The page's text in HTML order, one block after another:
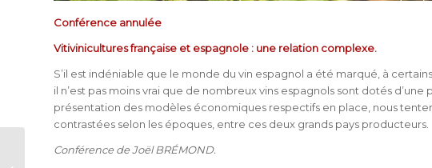
Conférence annulée
Vitivinicultures française et espagnole : une relation complexe.
S’il est indéniable que le monde du vin espagnol a été marqué, à
il n’est pas moins vrai que de nombreux vins espagnols sont dotés
présentation des modèles économiques respectifs en place, nous
contrastées selon les époques, entre ces deux grands pays producteurs.
Conférence de Joël BRÉMOND.